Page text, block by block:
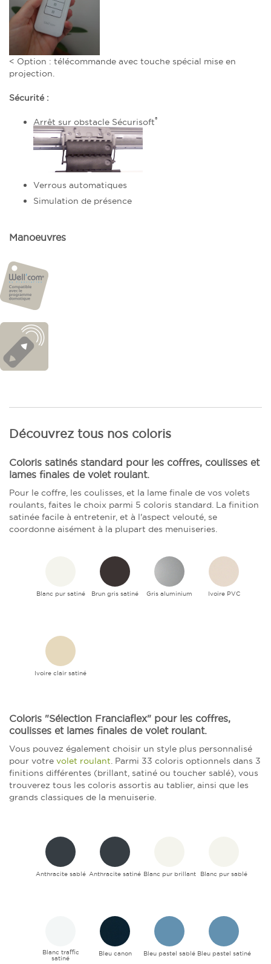
< Option : télécommande avec touche spécial mise en
projection.
Sécurité :
Arrêt sur obstacle Sécurisoft®
Verrous automatiques
Simulation de présence
Manoeuvres
Découvrez tous nos coloris
Coloris satinés standard pour les coffres, coulisses et
lames finales de volet roulant.
Pour le coffre, les coulisses, et la lame finale de vos volets
roulants, faites le choix parmi 5 coloris standard. La finition
satinée facile à entretenir, et à l'aspect velouté, se
coordonne aisément à la plupart des menuiseries.
Blanc pur satiné Brun gris satiné Gris aluminium Ivoire PVC
Ivoire clair satiné
Coloris "Sélection Franciaflex" pour les coffres,
coulisses et lames finales de volet roulant.
Vous pouvez également choisir un style plus personnalisé
pour votre volet roulant. Parmi 33 coloris optionnels dans 3
finitions différentes (brillant, satiné ou toucher sablé), vous
trouverez tous les coloris assortis au tablier, ainsi que les
grands classiques de la menuiserie.
Anthracite sablé Anthracite satiné Blanc pur brillant Blanc pur sablé
Blanc traffic
satiné
Bleu canon Bleu pastel sablé Bleu pastel satiné